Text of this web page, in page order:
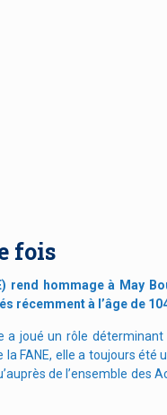
fois
rend hommage à May
récemment à l’âge de
a joué un rôle déterminant
FANE, elle a toujours été
de l’ensemble des